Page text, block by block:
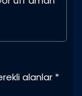
alanlar *